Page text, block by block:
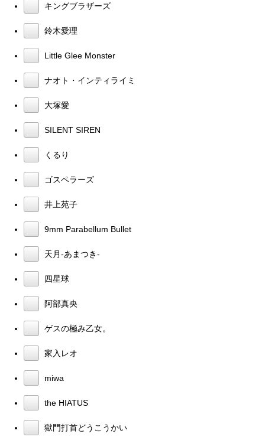
キングブラザーズ
鈴木愛理
Little Glee Monster
ナオト・インティライミ
大塚愛
SILENT SIREN
くるり
ゴスペラーズ
井上苑子
9mm Parabellum Bullet
天月-あまつき-
四星球
阿部真央
ゲスの極み乙女。
家入レオ
miwa
the HIATUS
獄門打首どうこうかい